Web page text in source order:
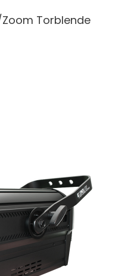
Torblende